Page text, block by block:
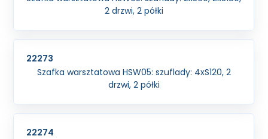
2 drzwi, 2 półki
22273
Szafka warsztatowa HSW05: szuflady: 4xS120, 2
drzwi, 2 półki
22274